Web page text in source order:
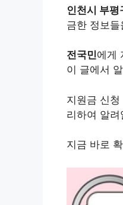
인천시 부평
금한 정보
전국민에게
이 글에서
지원금 신
리하여 알
지금 바로